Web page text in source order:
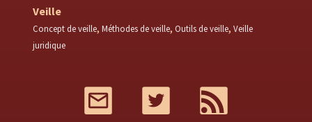
Veille
Concept de veille Méthodes de veille Outils de veille Veille
juridique
Twitter